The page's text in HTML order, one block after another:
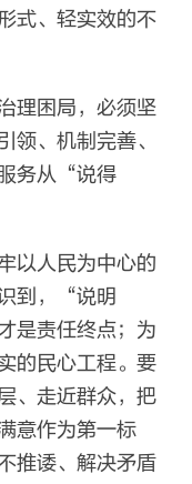
式、轻实效的不
困局，必须坚
领、机制完善、
务从“说得
人民为中心的
到，“说明
是责任终点；为
的民心工程。要
、走近群众，把
意作为第一标
推诿、解决矛盾